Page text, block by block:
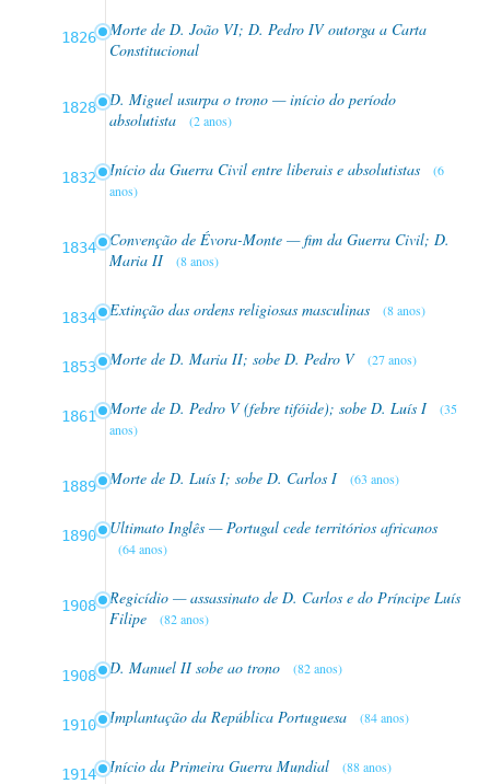
1826
Morte de D. João VI; D. Pedro IV outorga a Carta
Constitucional
1828
D. Miguel usurpa o trono — início do período
absolutista
(2 anos)
1832 Início da Guerra Civil entre liberais e absolutistas
(6
anos)
1834
Convenção de Évora-Monte — fim da Guerra Civil; D.
Maria II
(8 anos)
1834 Extinção das ordens religiosas masculinas (8 anos)
1853 Morte de D. Maria II; sobe D. Pedro V (27 anos)
1861 Morte de D. Pedro V (febre tifóide); sobe D. Luís I
(35
anos)
1889 Morte de D. Luís I; sobe D. Carlos I (63 anos)
1890 Ultimato Inglês — Portugal cede territórios africanos
(64 anos)
1908
Regicídio — assassinato de D. Carlos e do Príncipe Luís
Filipe
(82 anos)
1908 D. Manuel II sobe ao trono (82 anos)
1910 Implantação da República Portuguesa (84 anos)
1914 Início da Primeira Guerra Mundial (88 anos)